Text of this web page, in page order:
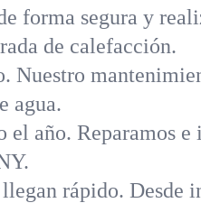
forma segura y
de calefacción.
Nuestro
agua.
el año. Reparamos e
rápido. Desde